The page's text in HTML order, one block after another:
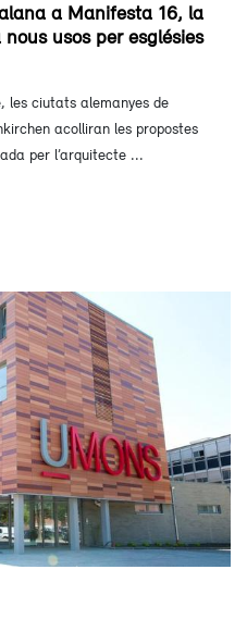
a Manifesta 16, la
usos per esglésies
les ciutats alemanyes de
acolliran les propostes
per l’arquitecte ...